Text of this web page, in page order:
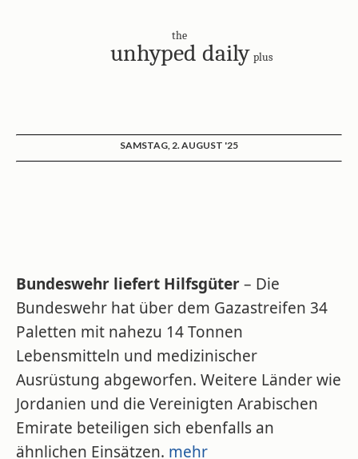
the
unhyped daily plus
SAMSTAG, 2. AUGUST '25
Bundeswehr liefert Hilfsgüter– Die
Bundeswehr hat über dem Gazastreifen 34
Paletten mit nahezu 14 Tonnen
Lebensmitteln und medizinischer
Ausrüstung abgeworfen. Weitere Länder wie
Jordanien und die Vereinigten Arabischen
Emirate beteiligen sich ebenfalls an
ähnlichen Einsätzen. mehr